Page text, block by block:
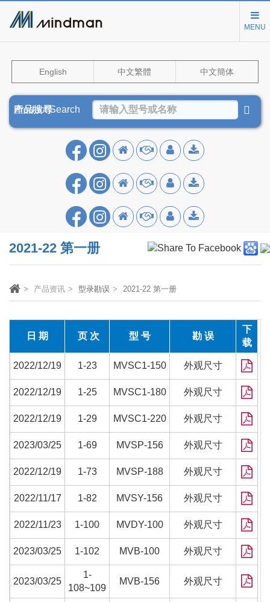
MENU
English 中文繁體 中文簡体
Product Search
產品搜尋
产品搜寻
2021-22 第一册
产品资讯 型录勘误 2021-22 第一册
日 期 页 次 型 号 勘 误
下
载
2022/12/19 1-23 MVSC1-150 外观尺寸
2022/12/19 1-25 MVSC1-180 外观尺寸
2022/12/19 1-29 MVSC1-220 外观尺寸
2023/03/25 1-69 MVSP-156 外观尺寸
2022/12/19 1-73 MVSP-188 外观尺寸
2022/11/17 1-82 MVSY-156 外观尺寸
2022/11/23 1-100 MVDY-100 外观尺寸
2023/03/25 1-102 MVB-100 外观尺寸
2023/03/25
1-
108~109
MVB-156 外观尺寸